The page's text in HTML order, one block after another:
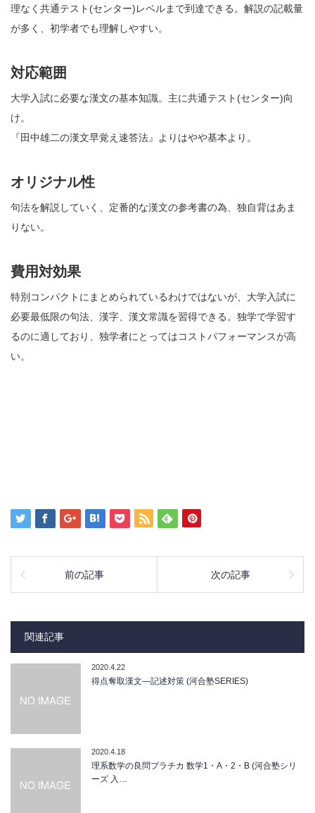
理なく共通テスト(センター)レベルまで到達できる。解説の記載量
が多く、初学者でも理解しやすい。
対応範囲
大学入試に必要な漢文の基本知識。主に共通テスト(センター)向
け。
『田中雄二の漢文早覚え速答法』よりはやや基本より。
オリジナル性
句法を解説していく、定番的な漢文の参考書の為、独自背はあま
りない。
費用対効果
特別コンパクトにまとめられているわけではないが、大学入試に
必要最低限の句法、漢字、漢文常識を習得できる。独学で学習す
るのに適しており、独学者にとってはコストパフォーマンスが高
い。
前の記事 次の記事
関連記事
2020.4.22
得点奪取漢文―記述対策 (河合塾SERIES)
2020.4.18
理系数学の良問プラチカ 数学1・A・2・B (河合塾シリ
ーズ 入…